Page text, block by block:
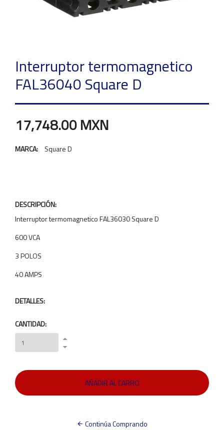
Interruptor termomagnetico
FAL36040 Square D
17,748.00 MXN
MARCA: Square D
DESCRIPCIÓN:
Interruptor termomagnetico FAL36030 Square D
600 VCA
3 POLOS
40 AMPS
DETALLES:
CANTIDAD:
Continúa Comprando